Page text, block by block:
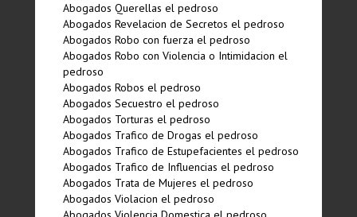
Abogados Querellas el pedroso
Abogados Revelacion de Secretos el pedroso
Abogados Robo con fuerza el pedroso
Abogados Robo con Violencia o Intimidacion el
pedroso
Abogados Robos el pedroso
Abogados Secuestro el pedroso
Abogados Torturas el pedroso
Abogados Trafico de Drogas el pedroso
Abogados Trafico de Estupefacientes el pedroso
Abogados Trafico de Influencias el pedroso
Abogados Trata de Mujeres el pedroso
Abogados Violacion el pedroso